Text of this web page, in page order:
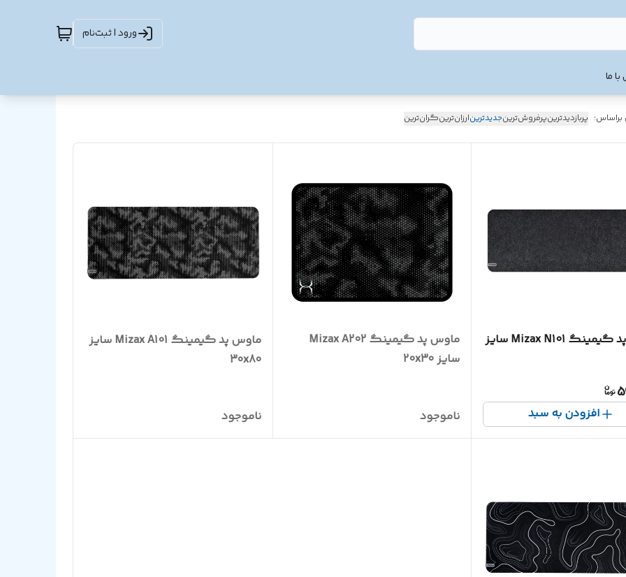
ورود | ثبت‌نام
ما
براساس: پربازدیدترینپرفروش‌ترینجدیدترینارزان‌ترینگران‌ترین
ماوس پد گیمینگ Mizax N101 سایز
افزودن به سبد
ماوس پد گیمینگ Mizax A202
سایز 20x30
ناموجود
ماوس پد گیمینگ Mizax A101 سایز
30x80
ناموجود